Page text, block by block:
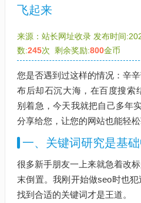
飞起来
来源： 站长网址收录 发布时间
数:245次 剩余奖励:800金币
您是否遇到过这样的情况：辛
布后却石沉大海，在百度搜索
别着急，今天我就把自己多年
分享给您，让您的网站也能轻松
一、关键词研究是基
很多新手朋友一上来就急着改
末倒置。我刚开始做seo时也
找到合适的关键词才是王道。